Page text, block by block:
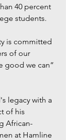
40 percent
students.
is committed
of our
good we can”
legacy with a
of his
African-
at Hamline